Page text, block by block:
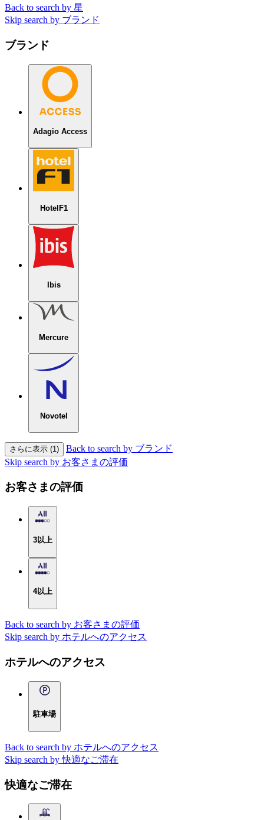
Back to search by 星
Skip search by ブランド
ブランド
Adagio Access
HotelF1
Ibis
Mercure
Novotel
さらに表示 (1)
Back to search by ブランド
Skip search by お客さまの評価
お客さまの評価
3以上
4以上
Back to search by お客さまの評価
Skip search by ホテルへのアクセス
ホテルへのアクセス
駐車場
Back to search by ホテルへのアクセス
Skip search by 快適なご滞在
快適なご滞在